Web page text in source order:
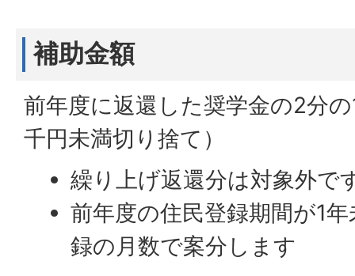
補助金額
前年度に返還した奨学金の2分
千円未満切り捨て）
繰り上げ返還分は対象外で
前年度の住民登録期間が1
録の月数で案分します